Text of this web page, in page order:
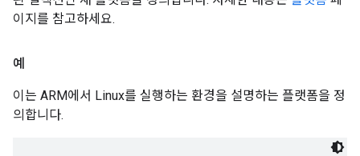
이지를 참고하세요.
예
이는 ARM에서 Linux를 실행하는 환경을 설명하는 플랫폼을 정
의합니다.